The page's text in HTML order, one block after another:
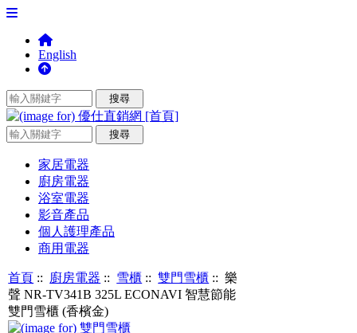
English
家居電器
廚房電器
浴室電器
影音產品
個人護理產品
商用電器
首頁 :: 廚房電器 :: 雪櫃 ::雙門雪櫃 :: 樂
聲 NR-TV341B 325L ECONAVI 智慧節能
雙門雪櫃 (香檳金)